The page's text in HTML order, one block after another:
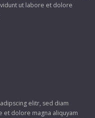
ut labore et dolore
elitr, sed diam
et dolore magna aliquyam